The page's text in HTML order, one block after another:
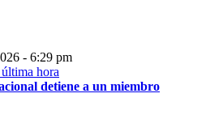
- 6:29 pm
detiene a un miembro